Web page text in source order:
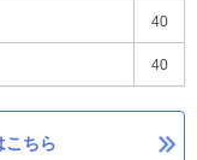
40
40
こちら